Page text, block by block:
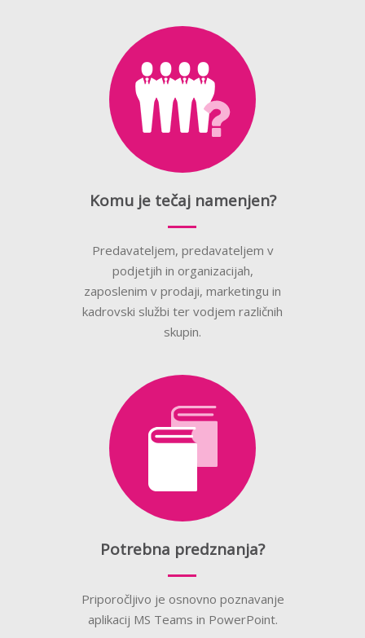
Komu je tečaj namenjen?
Predavateljem, predavateljem v
podjetjih in organizacijah,
zaposlenim v prodaji, marketingu in
kadrovski službi ter vodjem različnih
skupin.
Potrebna predznanja?
Priporočljivo je osnovno poznavanje
aplikacij MS Teams in PowerPoint.